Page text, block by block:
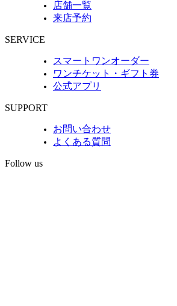
店舗一覧
来店予約
SERVICE
スマートワンオーダー
ワンチケット・ギフト券
公式アプリ
SUPPORT
お問い合わせ
よくある質問
Follow us